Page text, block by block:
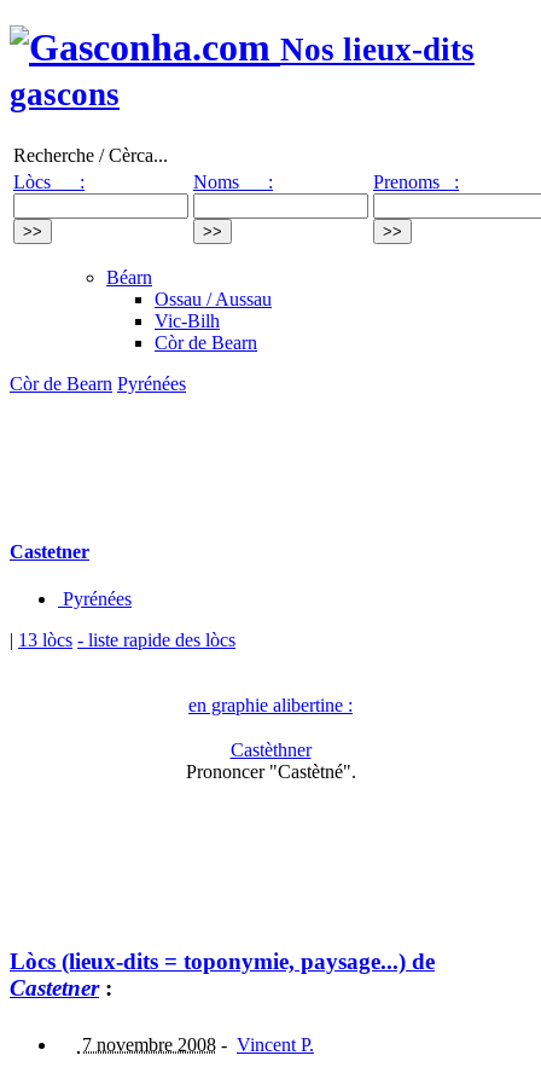
Nos lieux-dits
gascons
Recherche / Cèrca...
Lòcs :
Noms : Prenoms :
Béarn
Ossau / Aussau
Vic-Bilh
Còr de Bearn
Còr de Bearn Pyrénées
Castetner
Pyrénées
| 13 lòcs - liste rapide des lòcs
en graphie alibertine :
Castèthner
Prononcer "Castètné".
Lòcs (lieux-dits = toponymie, paysage...) de
Castetner:
7 novembre 2008 - Vincent P.